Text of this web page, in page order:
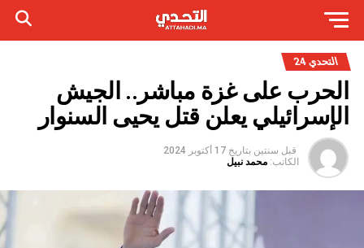
التحدي 24
الحرب على غزة مباشر.. الجيش
الإسرائيلي يعلن قتل يحيى السنوار
قبل سنتين بتاريخ 17 أكتوبر 2024
الكاتب: محمد نبيل